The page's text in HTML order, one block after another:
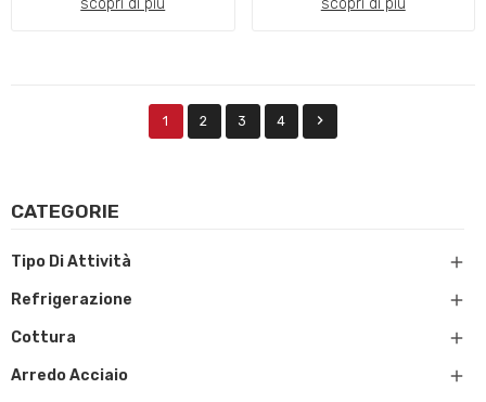
CATEGORIE
Tipo Di Attività 
Refrigerazione 
Cottura 
Arredo Acciaio 
1 2 3 4 